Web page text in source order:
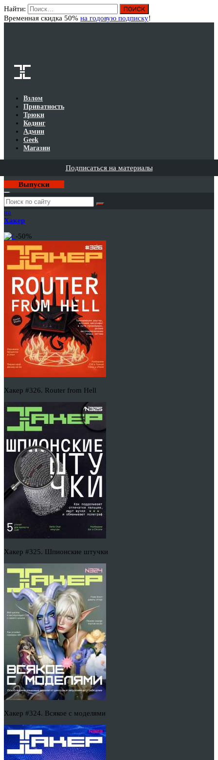
Найти:
Временная скидка 50% на годовую подписку!
Взлом
Приватность
Трюки
Кодинг
Админ
Geek
Магазин
Подписаться на материалы
Выпуски
Годовая
подписка
на
Хакер
-50%
Хакер #326. Router from Hell
Хакер #325. Шпионские штучки
Хакер #324. Всякое с моделями